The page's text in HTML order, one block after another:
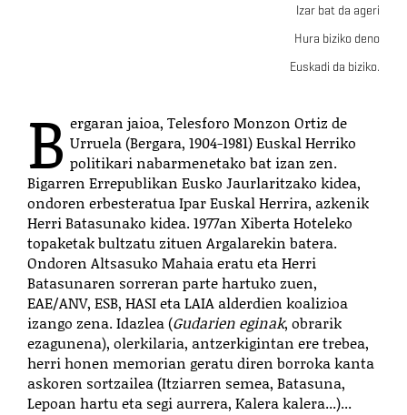
Izar bat da ageri
Hura biziko deno
Euskadi da biziko.
B ergaran jaioa, Telesforo Monzon Ortiz de
Urruela (Bergara, 1904-1981) Euskal Herriko
politikari nabarmenetako bat izan zen.
Bigarren Errepublikan Eusko Jaurlaritzako kidea,
ondoren erbesteratua Ipar Euskal Herrira, azkenik
Herri Batasunako kidea. 1977an Xiberta Hoteleko
topaketak bultzatu zituen Argalarekin batera.
Ondoren Altsasuko Mahaia eratu eta Herri
Batasunaren sorreran parte hartuko zuen,
EAE/ANV, ESB, HASI eta LAIA alderdien koalizioa
izango zena. Idazlea (Gudarien eginak, obrarik
ezagunena), olerkilaria, antzerkigintan ere trebea,
herri honen memorian geratu diren borroka kanta
askoren sortzailea (Itziarren semea, Batasuna,
Lepoan hartu eta segi aurrera, Kalera kalera...)...